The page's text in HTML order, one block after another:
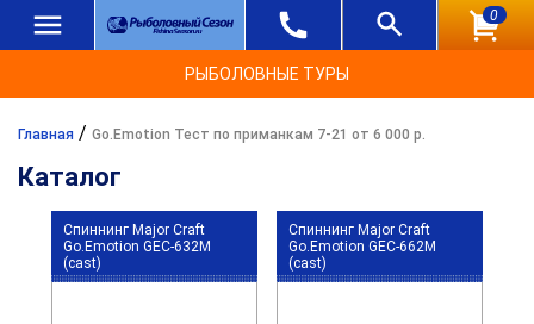
0
РЫБОЛОВНЫЕ ТУРЫ
Главная / Go.Emotion Тест по приманкам 7-21 от 6 000 р.
Каталог
Спиннинг Major Craft
Go.Emotion GEC-632M
(cast)
Спиннинг Major Craft
Go.Emotion GEC-662M
(cast)